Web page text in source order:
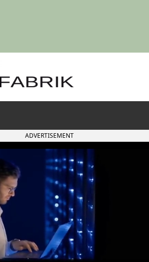
ADVERTISEMENT